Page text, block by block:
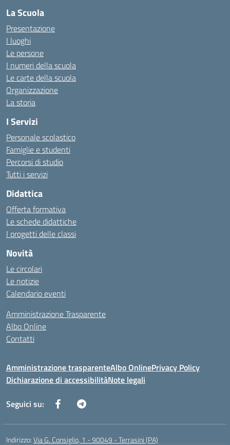
La Scuola
Presentazione
I luoghi
Le persone
I numeri della scuola
Le carte della scuola
Organizzazione
La storia
I Servizi
Personale scolastico
Famiglie e studenti
Percorsi di studio
Tutti i servizi
Didattica
Offerta formativa
Le schede didattiche
I progetti delle classi
Novità
Le circolari
Le notizie
Calendario eventi
Amministrazione Trasparente
Albo Online
Contatti
Amministrazione trasparenteAlbo OnlinePrivacy Policy
Dichiarazione di accessibilitàNote legali
Seguici su:
Indirizzo:Via G. Consiglio, 1 - 90049 - Terrasini (PA)